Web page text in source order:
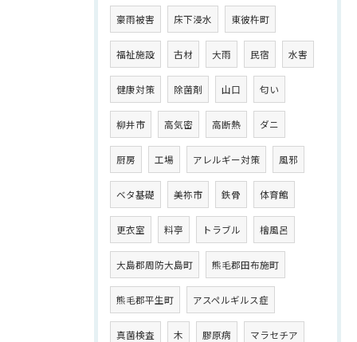
豪雨被害 床下浸水 東彼杵町
福祉施設 古材 大雨 民宿 水害
健康対策 除菌剤 山口 匂い
柳井市 高気密 高断熱 ダニ
厨房 工場 アレルギー対策 風邪
ベタ基礎 美祢市 鉄骨 体育館
更衣室 料亭 トラブル 檜風呂
大島郡周防大島町 熊毛郡田布施町
熊毛郡平生町 アスペルギルス症
真菌検査 木 膠原病 マラセチア